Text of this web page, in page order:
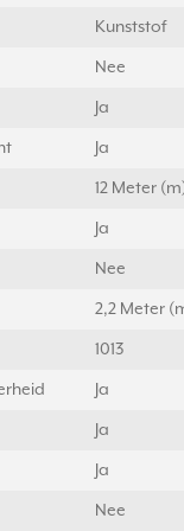
Kunststof
Nee
Ja
Ja
12 Meter
Ja
Nee
2,2 Meter
1013
Ja
Ja
Ja
Nee